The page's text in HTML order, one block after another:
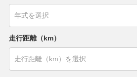
走行距離（km）